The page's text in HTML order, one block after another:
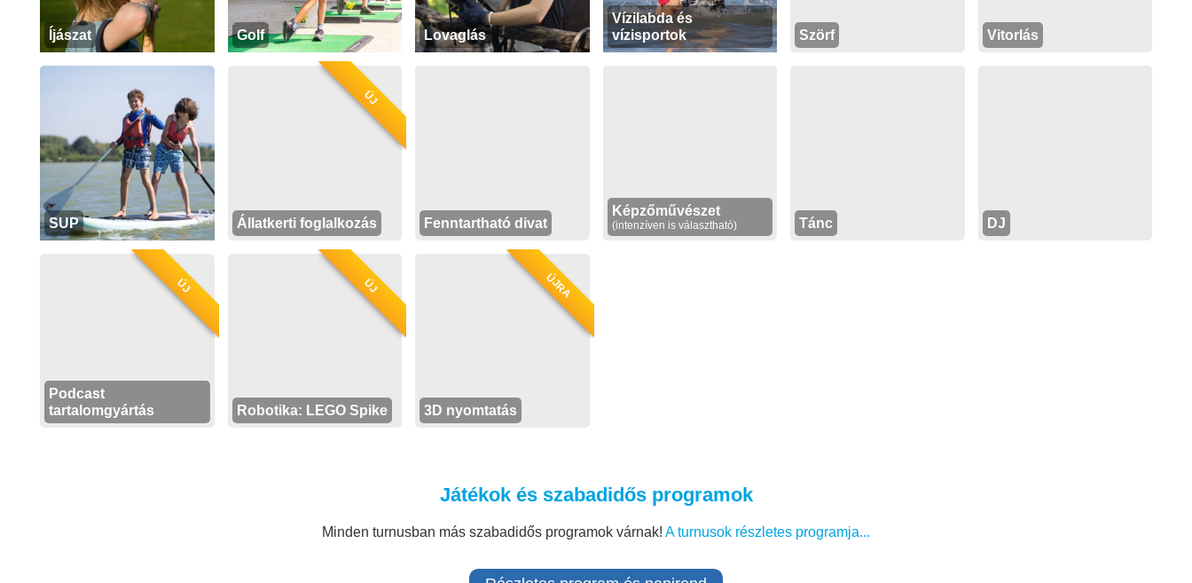
Íjászat Golf Lovaglás
Vízilabda és
vízisportok
Szörf Vitorlás
SUP
ÚJ
Állatkerti foglalkozás Fenntartható divat
Képzőművészet
(intenzíven is választható) Tánc DJ
ÚJ
Podcast
tartalomgyártás
ÚJ
Robotika: LEGO Spike
ÚJRA
3D nyomtatás
Játékok és szabadidős programok
Minden turnusban más szabadidős programok várnak! A turnusok részletes programja...